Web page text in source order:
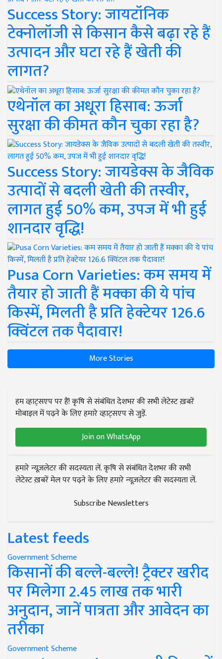
Success Story: जायटॉनिक
टेक्नोलॉजी से किसान कैसे बढ़ा रहे हैं
उत्पादन और घटा रहे हैं खेती की
लागत?
एथेनॉल का अधूरा हिसाब: ऊर्जा
सुरक्षा की कीमत कौन चुका रहा है?
Success Story: जायडेक्स के जैविक
उत्पादों से बदली खेती की तस्वीर,
लागत हुई 50% कम, उपज में भी हुई
शानदार वृद्धि!
Pusa Corn Varieties: कम समय में
तैयार हो जाती हैं मक्का की ये पांच
किस्में, मिलती है प्रति हेक्टेयर 126.6
क्विंटल तक पैदावार!
More Stories
हम व्हाट्सएप पर हैं! कृषि से संबंधित देशभर की सभी लेटेस्ट ख़बरें
मोबाइल में पढ़ने के लिए हमारे व्हाट्सएप से जुड़ें.
Join on WhatsApp
हमारे न्यूज़लेटर की सदस्यता लें. कृषि से संबंधित देशभर की सभी
लेटेस्ट ख़बरें मेल पर पढ़ने के लिए हमारे न्यूज़लेटर की सदस्यता लें.
Subscribe Newsletters
Latest feeds
Government Scheme
किसानों की बल्ले-बल्ले! ट्रैक्टर खरीद
पर मिलेगा 2.45 लाख तक भारी
अनुदान, जानें पात्रता और आवेदन का
तरीका
Government Scheme